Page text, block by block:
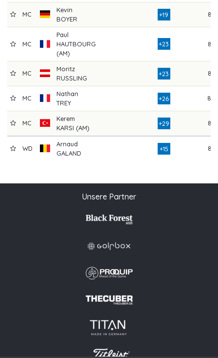
MC
Kevin
BOYER
+19 84
MC
Paul
HAUTBOURG
(AM)
+23 84
MC
Moritz
RUSSLING
+23 85
MC
Nathan
TREY
+26 88
MC
Kerem
KARSI (AM)
+29 85
WD
Arnaud
GALAND
+15 86
Unsere Partner